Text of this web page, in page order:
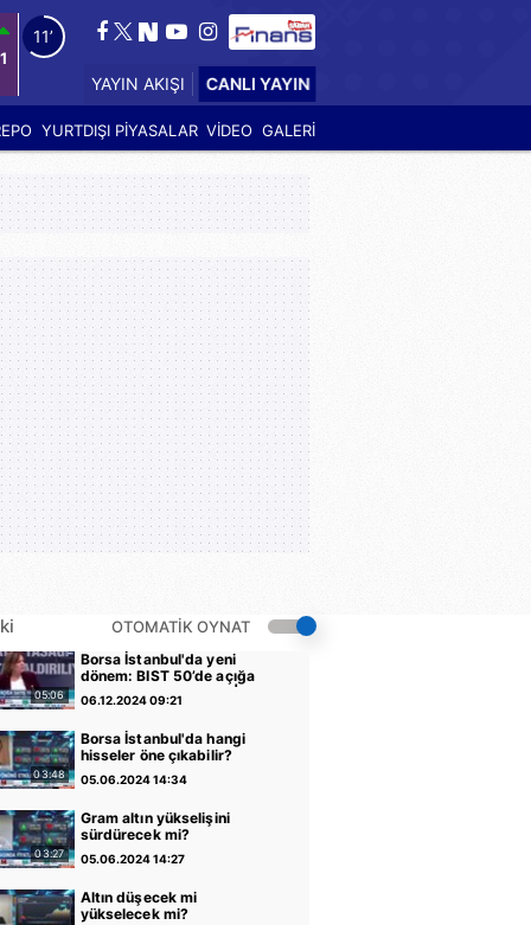
10’
YAYIN AKIŞI
YURTDIŞI PİYASALAR VİDEO GALERİ
OTOMATİK OYNAT
05:06
Borsa İstanbul'da yeni
dönem: BIST 50’de açığa
satış yasağı kaldırıldı |
Video
06.12.2024 09:21
03:48
Borsa İstanbul'da hangi
hisseler öne çıkabilir?
05.06.2024 14:34
03:27
Gram altın yükselişini
sürdürecek mi?
05.06.2024 14:27
Altın düşecek mi
yükselecek mi?